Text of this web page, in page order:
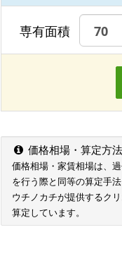
専有面積
価格相場・算定方
価格相場・家賃相場は、
を行う際と同等の算定手法
ウチノカチが提供するク
算定しています。